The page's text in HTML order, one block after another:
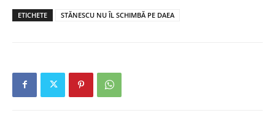
ETICHETE STĂNESCU NU ÎL SCHIMBĂ PE DAEA